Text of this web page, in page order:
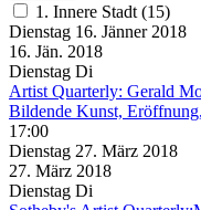
1. Innere Stadt (15)
Dienstag 16. Jänner 2018
16. Jän. 2018
Dienstag Di
Artist Quarterly: Gerald
Bildende Kunst,
17:00
Dienstag 27. März 2018
27. März 2018
Dienstag Di